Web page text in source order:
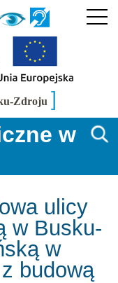
Zdroju ]
w
ulicy
w Busku-
w
budową